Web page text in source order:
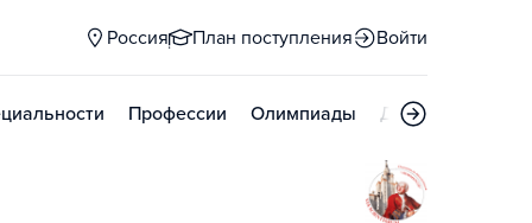
Россия План поступления Войти
Профессии Олимпиады Дни открытых